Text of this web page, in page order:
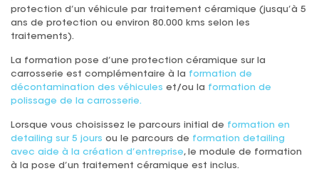
protection d’un véhicule par traitement céramique (jusqu’à 5
ans de protection ou environ 80.000 kms selon les
traitements).
La formation pose d’une protection céramique sur la
carrosserie est complémentaire à la formation de
décontamination des véhicules et/ou la formation de
polissage de la carrosserie.
Lorsque vous choisissez le parcours initial de formation en
detailing sur 5 jours ou le parcours de formation detailing
avec aide à la création d’entreprise, le module de formation
à la pose d’un traitement céramique est inclus.